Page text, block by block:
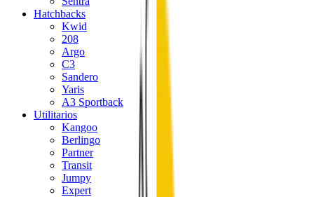
Hatchbacks
Kwid
208
Argo
C3
Sandero
Yaris
A3 Sportback
Utilitarios
Kangoo
Berlingo
Partner
Transit
Jumpy
Expert